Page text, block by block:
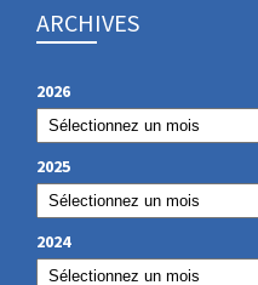
ARCHIVES
2026
2025
2024